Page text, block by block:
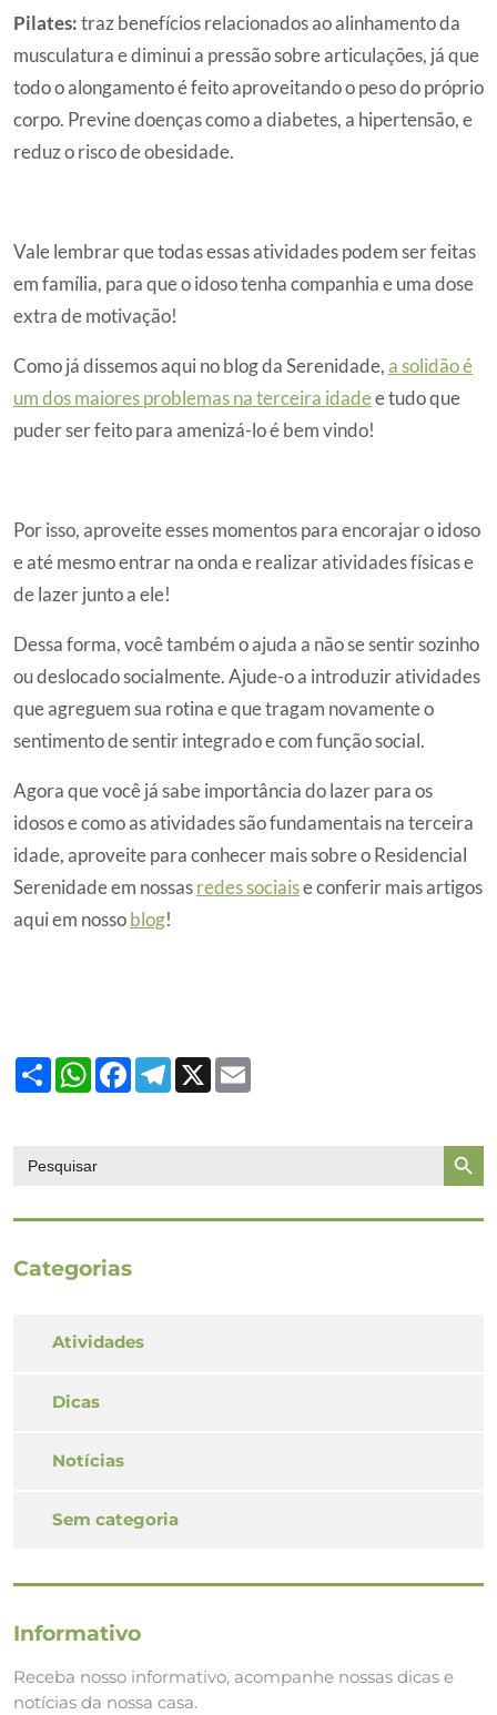
Pilates: traz benefícios relacionados ao alinhamento da
musculatura e diminui a pressão sobre articulações, já que
todo o alongamento é feito aproveitando o peso do próprio
corpo. Previne doenças como a diabetes, a hipertensão, e
reduz o risco de obesidade.
Vale lembrar que todas essas atividades podem ser feitas
em família, para que o idoso tenha companhia e uma dose
extra de motivação!
Como já dissemos aqui no blog da Serenidade, a solidão é
um dos maiores problemas na terceira idadee tudo que
puder ser feito para amenizá-lo é bem vindo!
Por isso, aproveite esses momentos para encorajar o idoso
e até mesmo entrar na onda e realizar atividades físicas e
de lazer junto a ele!
Dessa forma, você também o ajuda a não se sentir sozinho
ou deslocado socialmente. Ajude-o a introduzir atividades
que agreguem sua rotina e que tragam novamente o
sentimento de sentir integrado e com função social.
Agora que você já sabe importância do lazer para os
idosos e como as atividades são fundamentais na terceira
idade, aproveite para conhecer mais sobre o Residencial
Serenidade em nossas redes sociaise conferir mais artigos
aqui em nosso blog!
ShareWhatsApp
FacebookTelegram
X
for:
Search
Categorias
Atividades
Dicas
Notícias
Sem categoria
Informativo
Receba nosso informativo, acompanhe nossas dicas e
notícias da nossa casa.